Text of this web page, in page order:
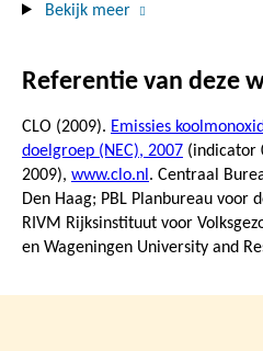
Bekijk meer
Referentie van deze
CLO (2009). Emissies
doelgroep (NEC), 2007 (indicator
2009), www.clo.nl . Centraal
Den Haag; PBL Planbureau voor
RIVM Rijksinstituut voor
en Wageningen University and